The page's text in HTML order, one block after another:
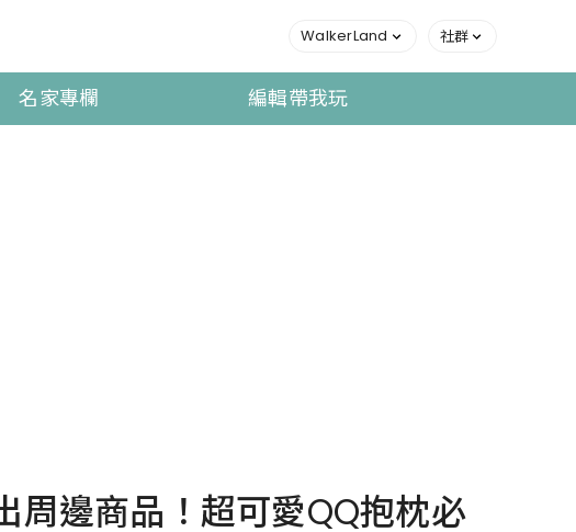
WalkerLand 社群
名家專欄 編輯帶我玩
周邊商品！超可愛QQ抱枕必